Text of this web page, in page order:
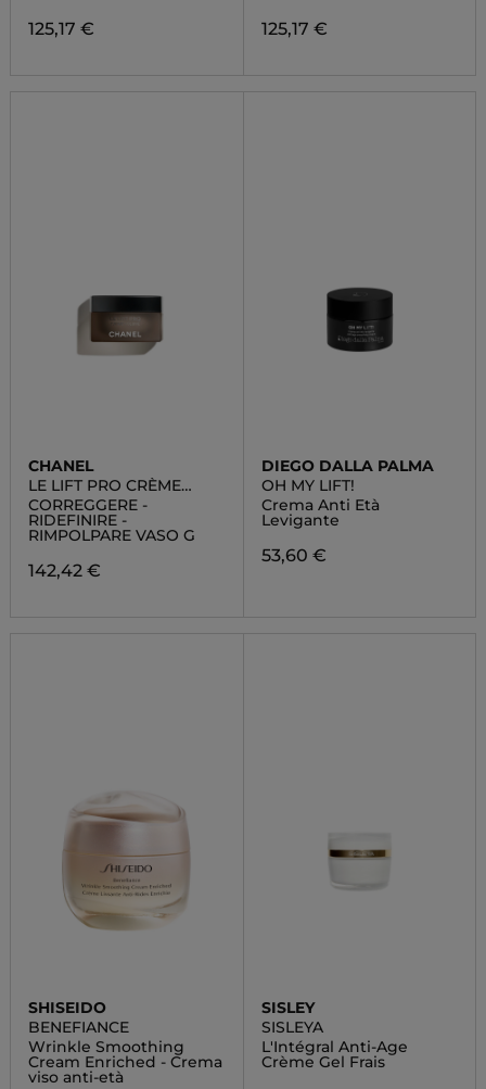
125,17 € 125,17 €
CHANEL
LE LIFT PRO CRÈME
VOLUME
CORREGGERE -
RIDEFINIRE -
RIMPOLPARE VASO G
142,42 €
DIEGO DALLA PALMA
OH MY LIFT!
Crema Anti Età
Levigante
53,60 €
SHISEIDO
BENEFIANCE
Wrinkle Smoothing
Cream Enriched - Crema
viso anti-età
SISLEY
SISLEYA
L'Intégral Anti-Age
Crème Gel Frais